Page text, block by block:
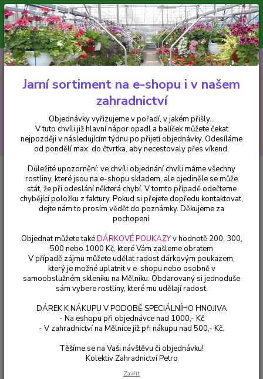
Minimální hodnota pro odeslání z e-shopu je 300 Kč.
V tuto chvíli již hlavní nápor objednávek opadl a balíček můžete čekat
nejpozději v následujícím týdnu po přijetí objednávky. Objednávky
vyřizujeme v pořadí, v jakém přišly...
CZK
Hledat
+420 602 223 614 0ks
za0 Kč
Fuchsie Lady In Black-mrazuvzdorná - 1 ks
Lady In Black-mrazuvzdorná - 1
Jarní sortiment na e-shopu i v našem
zahradnictví
Objednávky vyřizujeme v pořadí, v jakém přišly...
V tuto chvíli již hlavní nápor opadl a balíček můžete čekat
nejpozději v následujícím týdnu po přijetí objednávky. Odesíláme
od pondělí max. do čtvrtka, aby necestovaly přes víkend.
Důležité upozornění: ve chvíli objednání chvíli máme všechny
rostliny, které jsou na e-shopu skladem, ale ojediněle se může
stát, že při odeslání některá chybí. V tomto případě odečteme
chybějící položku z faktury. Pokud si přejete dopředu kontaktovat,
dejte nám to prosím vědět do poznámky. Děkujeme za
pochopení.
Objednat můžete takéDÁRKOVÉ POUKAZYv hodnotě 200, 300,
500 nebo 1000 Kč, které Vám zašleme obratem
V případě zájmu můžete udělat radost dárkovým poukazem,
který je možné uplatnit v e-shopu nebo osobně v
samoobslužném skleníku na Mělníku. Obdarovaný si jednoduše
sám vybere rostliny, které mu udělají radost.
DÁREK K NÁKUPU V PODOBĚ SPECIÁLNÍHO HNOJIVA
- Na eshopu při objednávce nad 1000,- Kč
- V zahradnictví na Mělníce již při nákupu nad 500,- Kč.
Těšíme se na Vaši návštěvu či objednávku!
Kolektiv Zahradnictví Petro
Zavřít